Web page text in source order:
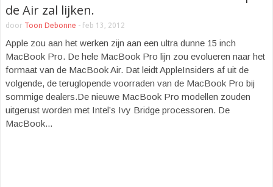
de Air zal lijken.
door Toon Debonne - feb 13, 2012
Apple zou aan het werken zijn aan een ultra dunne 15 inch
MacBook Pro. De hele MacBook Pro lijn zou evolueren naar het
formaat van de MacBook Air. Dat leidt AppleInsiders af uit de
volgende, de teruglopende voorraden van de MacBook Pro bij
sommige dealers.De nieuwe MacBook Pro modellen zouden
uitgerust worden met Intel’s Ivy Bridge processoren. De
MacBook...